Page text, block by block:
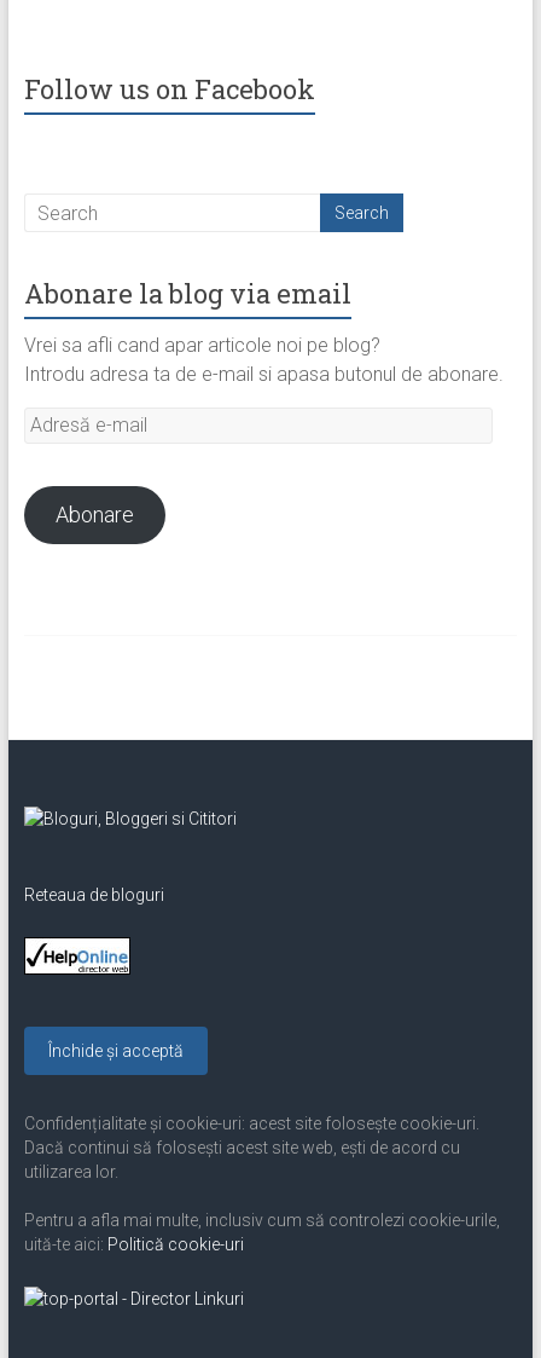
Follow us on Facebook
Abonare la blog via email
Vrei sa afli cand apar articole noi pe blog?
Introdu adresa ta de e-mail si apasa butonul de abonare.
Adresă
Abonare
Reteaua de bloguri
Confidențialitate și cookie-uri: acest site folosește cookie-uri.
Dacă continui să folosești acest site web, ești de acord cu
utilizarea lor.
Pentru a afla mai multe, inclusiv cum să controlezi cookie-urile,
uită-te aici: Politică cookie-uri